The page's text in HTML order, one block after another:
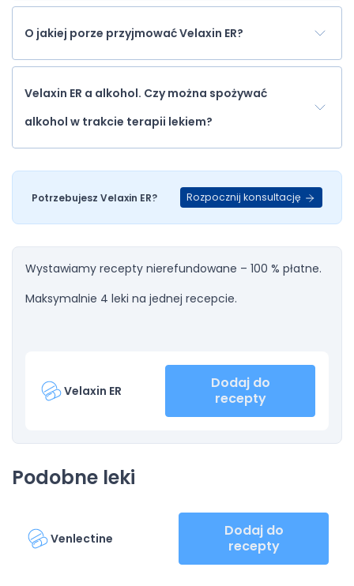
O jakiej porze przyjmować Velaxin ER?
Velaxin ER a alkohol. Czy można spożywać
alkohol w trakcie terapii lekiem?
Potrzebujesz Velaxin ER? Rozpocznij konsultację
Wystawiamy recepty nierefundowane – 100 % płatne.
Maksymalnie 4 leki na jednej recepcie.
Velaxin ER
Dodaj do
recepty
Podobne leki
Venlectine
Dodaj do
recepty